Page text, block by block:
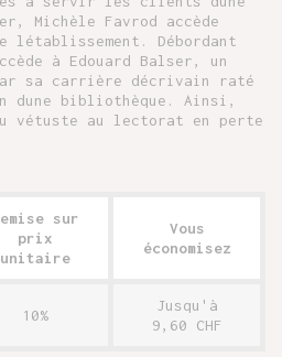
Michèle Favrod accède
Débordant
à Edouard Balser, un
sa carrière décrivain raté
dune bibliothèque. Ainsi,
vétuste au lectorat en perte
sur
prix
unitaire
Vous
économisez
10%
Jusqu'à
9,60 CHF